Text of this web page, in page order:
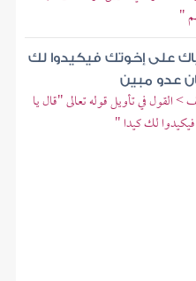
"
على إخوتك فيكيدوا لك
عدو مبين
القول في تأويل قوله تعالى "قال يا
لك كيدا "